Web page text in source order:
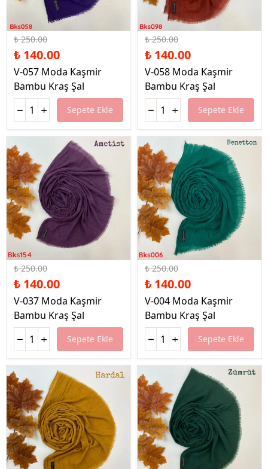
%44 İndirim
₺ 250.00
₺ 140.00
V-057 Moda Kaşmir
Bambu Kraş Şal
Sepete Ekle
%44 İndirim
₺ 250.00
₺ 140.00
V-058 Moda Kaşmir
Bambu Kraş Şal
Sepete Ekle
%44 İndirim
₺ 250.00
₺ 140.00
V-037 Moda Kaşmir
Bambu Kraş Şal
Sepete Ekle
%44 İndirim
₺ 250.00
₺ 140.00
V-004 Moda Kaşmir
Bambu Kraş Şal
Sepete Ekle